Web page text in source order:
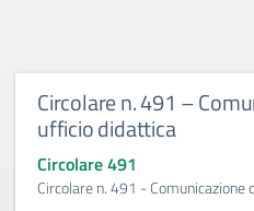
Circolare n. 491 –
ufficio didattica
Circolare 491
Circolare n. 491 -